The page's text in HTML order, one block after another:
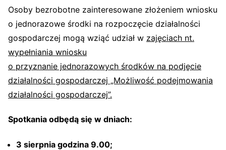
Osoby bezrobotne zainteresowane złożeniem wniosku
o jednorazowe środki na rozpoczęcie działalności
gospodarczej mogą wziąć udział w zajęciach nt.
wypełniania wniosku
o przyznanie jednorazowych środków na podjęcie
działalności gospodarczej „Możliwość podejmowania
działalności gospodarczej”.
Spotkania odbędą się w dniach:
3 sierpnia godzina 9.00;